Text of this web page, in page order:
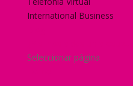
International Business
Seleccionar página